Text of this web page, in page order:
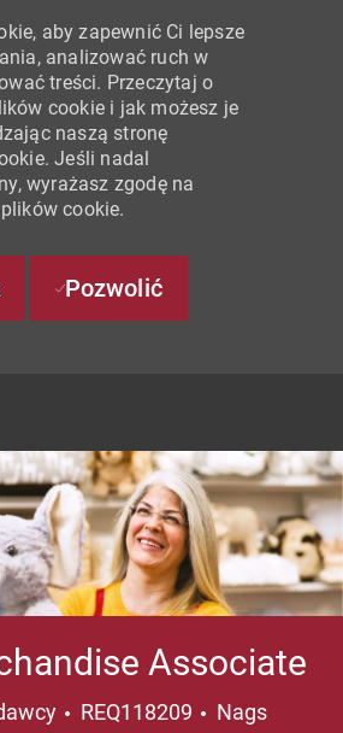
aby zapewnić Ci lepsze
analizować ruch w
treści. Przeczytaj o
cookie i jak możesz je
naszą stronę
Jeśli nadal
wyrażasz zgodę na
cookie.
Pozwolić
Associate
REQ118209 Lokalizacja
Nags